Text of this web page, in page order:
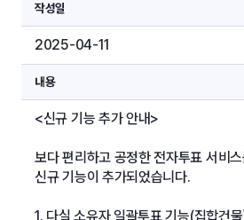
작성일
2025-04-11
내용
<신규 기능 추가 안내>
보다 편리하고 공정한 전자투표 서비
신규 기능이 추가되었습니다.
1. 다실 소유자 일괄투표 기능(집합건